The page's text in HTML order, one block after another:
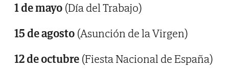
1 de mayo (Día del Trabajo)
15 de agosto (Asunción de la Virgen)
12 de octubre (Fiesta Nacional de España)